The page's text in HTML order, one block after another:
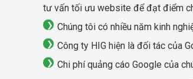
tư vấn tối ưu website để đạt điểm
Chúng tôi có nhiều năm kinh
Công ty HIG hiện là đối tác của
Chi phí quảng cáo Google của